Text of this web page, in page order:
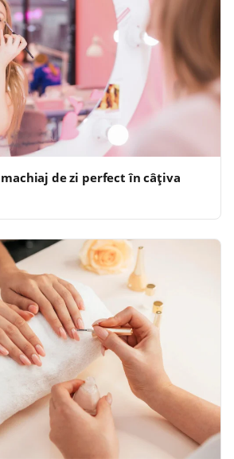
de zi perfect în câțiva